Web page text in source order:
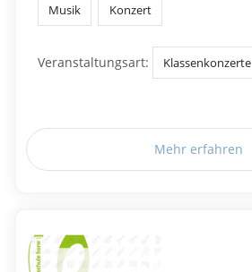
Musik Konzert
Veranstaltungsart: Klassenkonzerte
Mehr erfahren